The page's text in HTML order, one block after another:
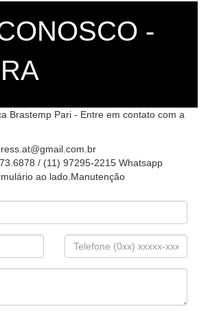
-
Brastemp Pari - Entre em contato com a
/ (11) 97295-2215 Whatsapp
ao lado.Manutenção